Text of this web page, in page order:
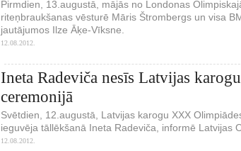
Pirmdien, 13.augustā, mājās no Londonas
riteņbraukšanas vēsturē Māris Štrombergs un visa
jautājumos Ilze Āķe-Vīksne.
12.08.2012.
Ineta Radeviča nesīs Latvijas
ceremonijā
Svētdien, 12.augustā, Latvijas karogu XXX
ieguvēja tāllēkšanā Ineta Radeviča, informē Latvijas
12.08.2012.